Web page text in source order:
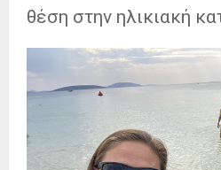
θέση στην ηλικιακή